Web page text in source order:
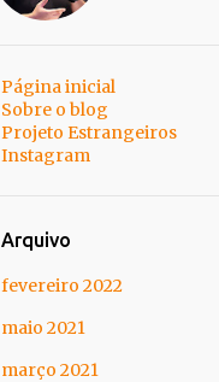
Página inicial
Sobre o blog
Projeto Estrangeiros
Instagram
Arquivo
fevereiro 2022
maio 2021
março 2021